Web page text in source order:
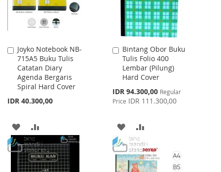
Joyko Notebook NB-
715A5 Buku Tulis
Catatan Diary
Agenda Bergaris
Spiral Hard Cover
IDR 40.300,00
Add
to
Cart
ADD
TO
WISH
TO
COMPARE
Bintang Obor Buku
Tulis Folio 400
Lembar (Pilung)
Hard Cover
Special
Price
IDR 94.300,00 Regular
Price IDR 111.300,00
Add
to
Cart
ADD
TO
WISH
TO
COMPARE